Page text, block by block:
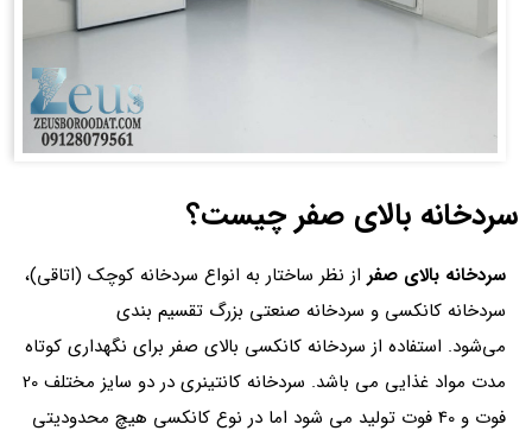
سردخانه بالای صفر چیست؟
سردخانه بالای صفر از نظر ساختار به انواع سردخانه کوچک (اتاقی)،
سردخانه کانکسی و سردخانه صنعتی بزرگ تقسیم بندی
میشود. استفاده از سردخانه کانکسی بالای صفر برای نگهداری کوتاه
مدت مواد غذایی می
باشد. سردخانه کانتینری در دو سایز مختلف 20
فوت و 40 فوت تولید می
شود اما در نوع کانکسی هیچ محدودیتی